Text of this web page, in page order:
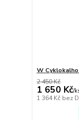
W
2 450 Kč
1 650 Kč/
1 364 Kč bez